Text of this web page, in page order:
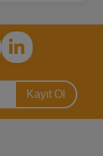
Kayıt Ol